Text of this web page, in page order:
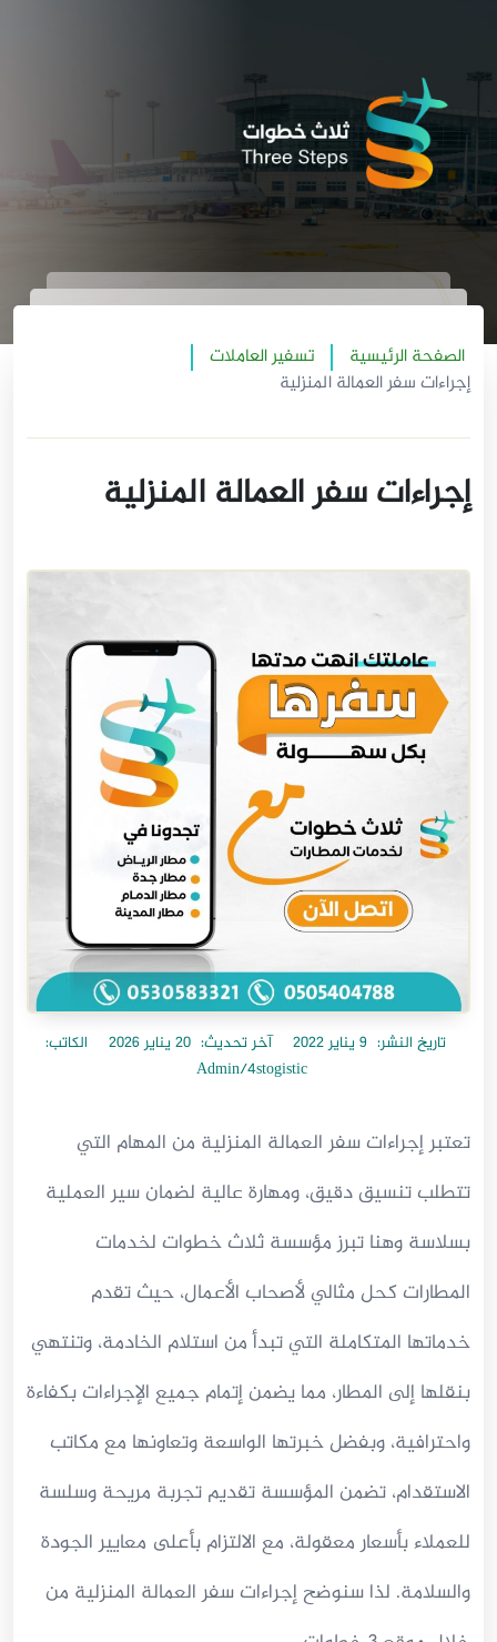
الصفحة الرئيسية
تسفير العاملات
إجراءات سفر العمالة المنزلية
إجراءات سفر العمالة المنزلية
تاريخ النشر: 9 يناير 2022 آخر تحديث: 20 يناير 2026
الكاتب:
Admin/4stogistic
تعتبر إجراءات سفر العمالة المنزلية من المهام التي
تتطلب تنسيق دقيق، ومهارة عالية لضمان سير العملية
بسلاسة وهنا تبرز مؤسسة ثلاث خطوات لخدمات
المطارات كحل مثالي لأصحاب الأعمال، حيث تقدم
خدماتها المتكاملة التي تبدأ من استلام الخادمة، وتنتهي
بنقلها إلى المطار، مما يضمن إتمام جميع الإجراءات بكفاءة
واحترافية، وبفضل خبرتها الواسعة وتعاونها مع مكاتب
الاستقدام، تضمن المؤسسة تقديم تجربة مريحة وسلسة
للعملاء بأسعار معقولة، مع الالتزام بأعلى معايير الجودة
والسلامة. لذا سنوضح إجراءات سفر العمالة المنزلية من